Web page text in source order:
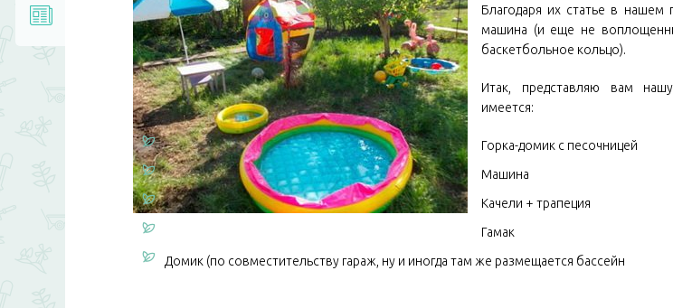
Благодаря их статье в нашем
машина (и еще не
баскетбольное кольцо).
Итак, представляю вам
имеется:
Горка-домик с песочницей
Машина
Качели + трапеция
Гамак
Домик (по совместительству гараж, ну и иногда там же размещается бассейн